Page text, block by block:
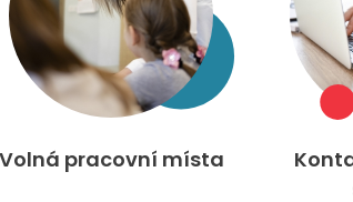
Volná pracovní místa